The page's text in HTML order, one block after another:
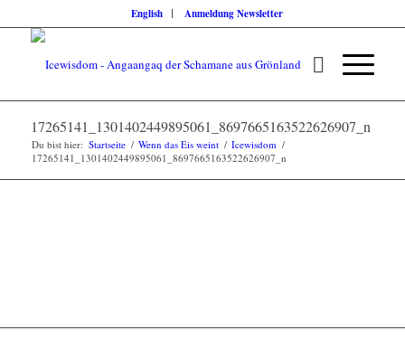
English Anmeldung Newsletter
17265141_1301402449895061_8697665163522626907_n
Du bist hier: Startseite / Wenn das Eis weint / Icewisdom /
17265141_1301402449895061_8697665163522626907_n